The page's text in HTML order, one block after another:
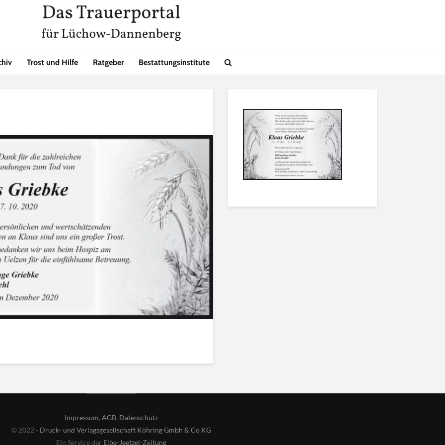
Trost und Hilfe Ratgeber Bestattungsinstitute
Impressum, AGB, Datenschutz
© 2022 - Druck- und Verlagsgesellschaft Köhring Gmbh & Co KG
Ein Service der Elbe-Jeetzel-Zeitung